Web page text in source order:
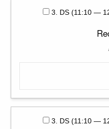
3. DS (11:10 —
3. DS (11:10 —